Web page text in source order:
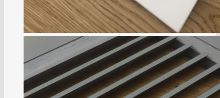
Коллекция DONNA
Коллекция DARIO